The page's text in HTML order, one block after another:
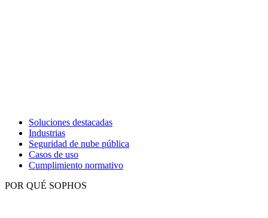
Soluciones destacadas
Industrias
Seguridad de nube pública
Casos de uso
Cumplimiento normativo
POR QUÉ SOPHOS